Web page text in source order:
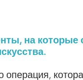
на
операция,